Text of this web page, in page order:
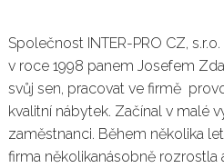
Společnost INTER-PRO CZ,
v roce 1998 panem Josefem
svůj sen, pracovat ve firmě
kvalitní nábytek. Začínal v malé
zaměstnanci. Během několika
firma několikanásobně